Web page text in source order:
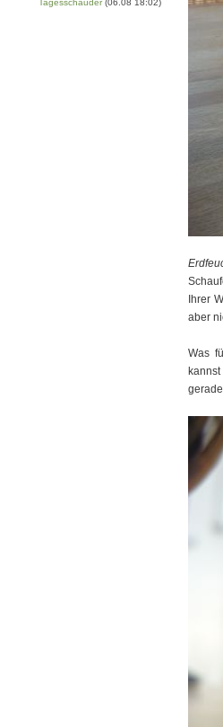
Ihrer
aber
Was
Tagesschauder (06.08 18:02)